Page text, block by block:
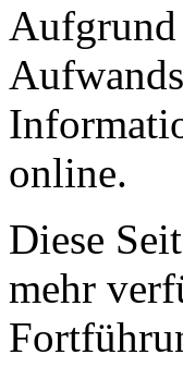
Aufgrund
online.
Diese
mehr